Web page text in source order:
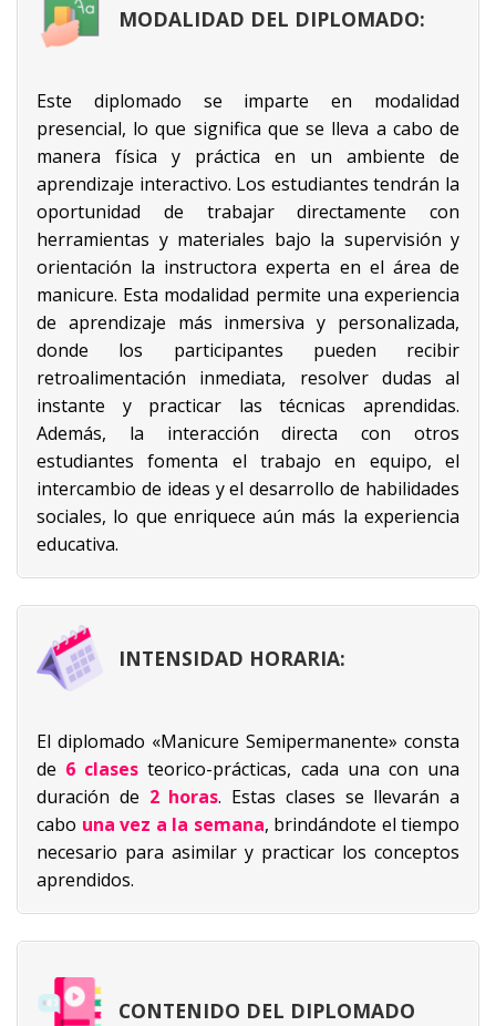
MODALIDAD DEL DIPLOMADO:
Este diplomado se imparte en modalidad
presencial, lo que significa que se lleva a cabo de
manera física y práctica en un ambiente de
aprendizaje interactivo. Los estudiantes tendrán la
oportunidad de trabajar directamente con
herramientas y materiales bajo la supervisión y
orientación la instructora experta en el área de
manicure. Esta modalidad permite una experiencia
de aprendizaje más inmersiva y personalizada,
donde los participantes pueden recibir
retroalimentación inmediata, resolver dudas al
instante y practicar las técnicas aprendidas.
Además, la interacción directa con otros
estudiantes fomenta el trabajo en equipo, el
intercambio de ideas y el desarrollo de habilidades
sociales, lo que enriquece aún más la experiencia
educativa.
INTENSIDAD HORARIA:
El diplomado «Manicure Semipermanente» consta
de 6 clases teorico-prácticas, cada una con una
duración de 2 horas. Estas clases se llevarán a
cabo una vez a la semana, brindándote el tiempo
necesario para asimilar y practicar los conceptos
aprendidos.
CONTENIDO DEL DIPLOMADO